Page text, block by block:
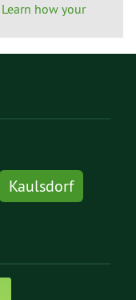
Learn how your
Kaulsdorf